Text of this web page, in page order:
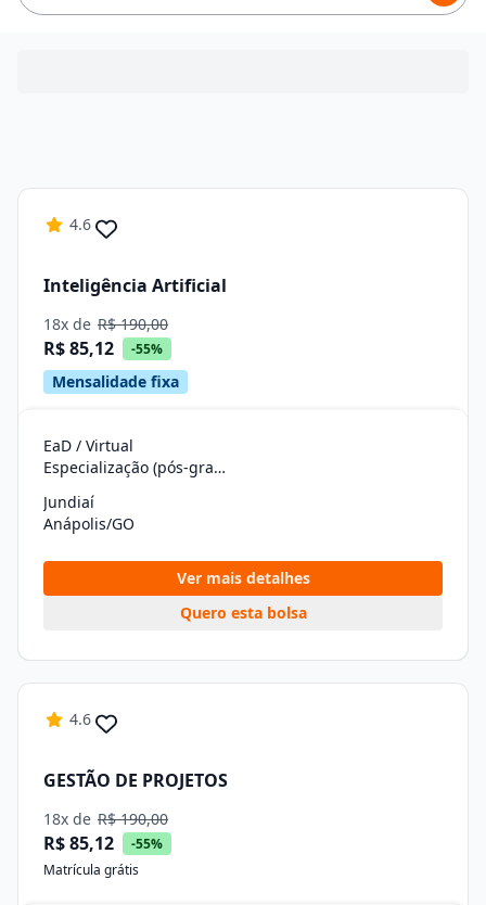
4.6
Inteligência Artificial
18x de R$ 190,00
R$ 85,12 -55%
Mensalidade fixa
EaD / Virtual
Especialização (pós-graduação)
Jundiaí
Anápolis/GO
Ver mais detalhes
Quero esta bolsa
4.6
GESTÃO DE PROJETOS
18x de R$ 190,00
R$ 85,12
-55%
Matrícula grátis